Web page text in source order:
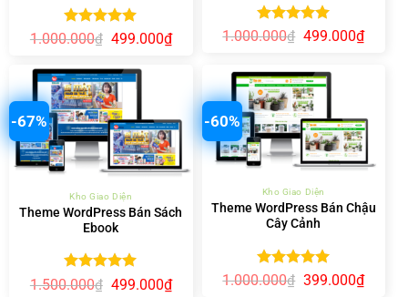
Được xếp
hạng5.00
5 sao
1.000.000₫ Giá
là:
1.000.000₫.
499.000₫Giá
hiện
499.000₫.
Được xếp
1.000.000₫ Giá
1.000.000₫.
499.000₫Giá
hiện
-67%
Kho Giao Diện
Theme WordPress Bán Sách
Ebook
Được xếp
1.500.000₫ Giá
499.000₫Giá
-60%
Kho Giao Diện
Theme WordPress Bán Chậu
Cây Cảnh
Được xếp
1.000.000₫ Giá
399.000₫Giá
hiện